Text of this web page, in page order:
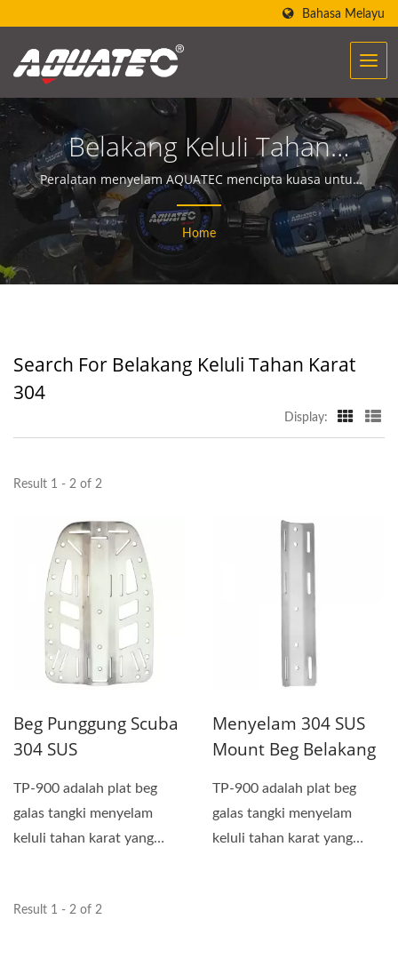
Bahasa Melayu
Belakang Keluli Tahan
Karat 304Dicari |
Pengeluar Peralatan &
Kelengkapan Scuba Selama
Lebih 40 Tahun | SCUBA
Peralatan menyelam AQUATEC mencipta kuasa untuk
membantu orang berjumpa dan berkomunikasi
dengan lautan.
Home
Search For Belakang Keluli Tahan Karat
304
Display:
Result 1 - 2 of 2
Beg Punggung Scuba
304 SUS
TP-900 adalah plat beg
galas tangki menyelam
keluli tahan karat yang
Menyelam 304 SUS
Mount Beg Belakang
TP-900 adalah plat beg
galas tangki menyelam
keluli tahan karat yang
Result 1 - 2 of 2